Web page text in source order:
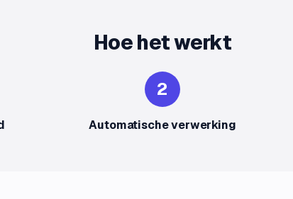
Hoe het werkt
2
Automatische verwerking